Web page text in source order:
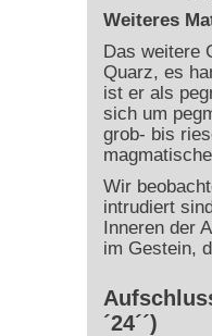
Weiteres
Das weitere
Quarz, es
ist er als
sich um
grob- bis
Wir
intrudiert
Inneren der
im Gestein,
´24´´)